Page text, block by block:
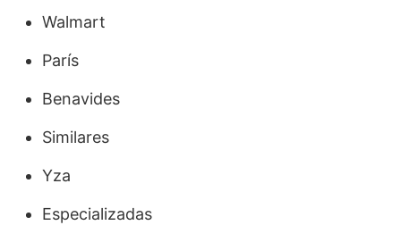
Walmart
París
Benavides
Similares
Yza
Especializadas